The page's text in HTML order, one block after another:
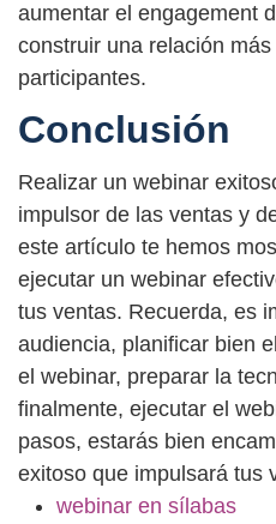
aumentar el engagement
construir una relación
participantes.
Conclusión
Realizar un webinar
impulsor de las ventas y
este artículo te hemos
ejecutar un webinar
tus ventas. Recuerda, es
audiencia, planificar bien
el webinar, preparar la
finalmente, ejecutar el
pasos, estarás bien
exitoso que impulsará tus
webinar en sílabas